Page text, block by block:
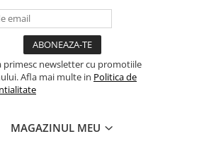
primesc newsletter cu promotiile
Afla mai multe in Politica de
MAGAZINUL MEU